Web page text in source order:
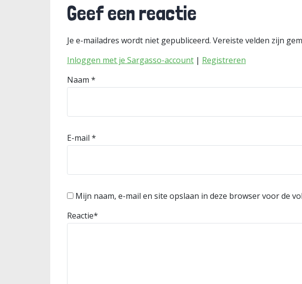
Geef een reactie
Je e-mailadres wordt niet gepubliceerd. Vereiste velden zijn
Inloggen met je Sargasso-account | Registreren
Naam *
E-mail *
Mijn naam, e-mail en site opslaan in deze browser voor de
Reactie*